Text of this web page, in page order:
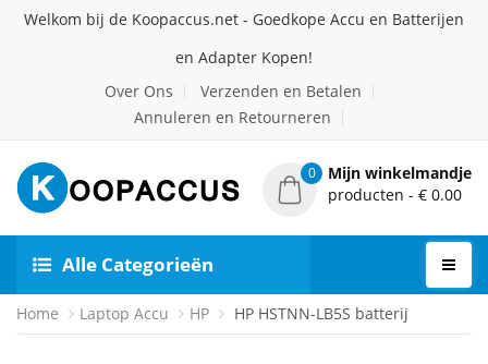
Welkom bij de Koopaccus.net - Goedkope Accu en Batterijen
en Adapter Kopen!
Over Ons
Verzenden en Betalen
Annuleren en Retourneren
0
Mijn winkelmandje
producten - € 0.00
Alle Categorieën
Home Laptop Accu HP HP HSTNN-LB5S batterij